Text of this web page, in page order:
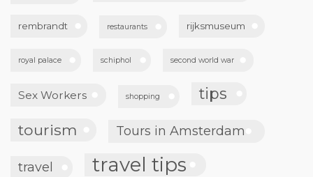
rembrandt restaurants rijksmuseum
royal palace schiphol second world war
Sex Workers shopping
tips
tourism
Tours in Amsterdam
travel travel tips